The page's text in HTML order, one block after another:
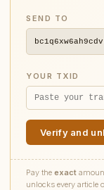
SEND TO
YOUR TXID
Verify and
Pay the exact
unlocks every article